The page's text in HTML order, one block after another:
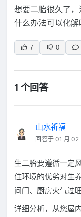
想要二胎很久了
什么办法可以化解
7 0
1 个回答
山水祈福
回答于 01 月 02
生二胎要遵循一定
住环境的优劣对生
间门、厨房火气过旺
详细分析，从您屋